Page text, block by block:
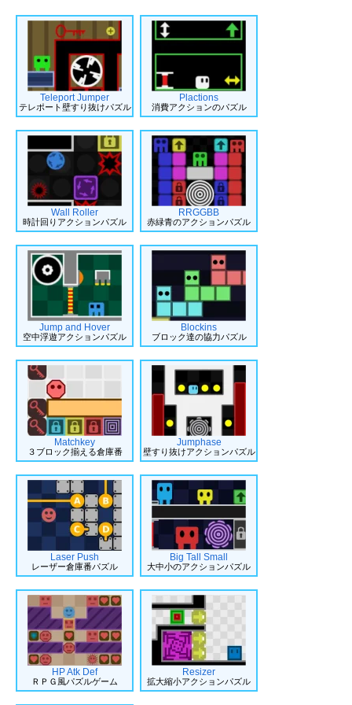
Teleport Jumper
テレポート壁すり抜けパズル
Plactions
消費アクションのパズル
Wall Roller
時計回りアクションパズル
RRGGBB
赤緑青のアクションパズル
Jump and Hover
空中浮遊アクションパズル
Blockins
ブロック達の協力パズル
Matchkey
３ブロック揃える倉庫番
Jumphase
壁すり抜けアクションパズル
Laser Push
レーザー倉庫番パズル
Big Tall Small
大中小のアクションパズル
HP Atk Def
ＲＰＧ風パズルゲーム
Resizer
拡大縮小アクションパズル